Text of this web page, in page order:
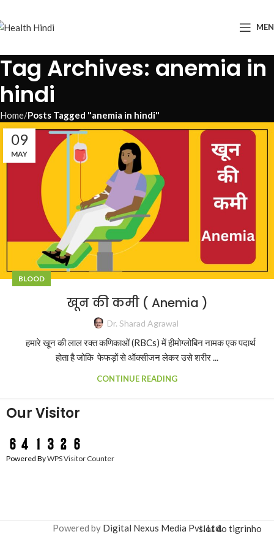
Tag Archives: anemia in
hindi
Home Posts Tagged "anemia in hindi"
09
MAY
BLOOD
खून की कमी ( Anemia )
Dr. Sharad Agrawal
हमारे खून की लाल रक्त कणिकाओं (RBCs) में हीमोग्लोबिन नामक एक पदार्थ
होता है जोकि फेफड़ों से ऑक्सीजन लेकर उसे शरीर ...
CONTINUE READING
Our Visitor
Powered ByWPS Visitor Counter
Powered by Digital Nexus Media Pvt. Ltd.slot do tigrinho